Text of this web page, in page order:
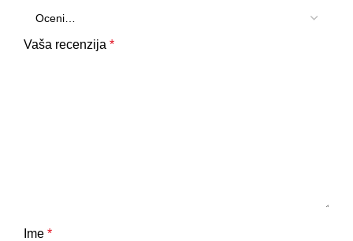
Vaša recenzija *
Ime *